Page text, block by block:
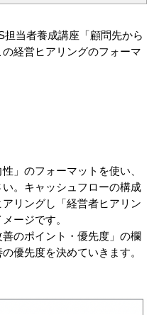
当者養成講座「顧問先から
経営ヒアリングのフォーマ
」のフォーマットを使い、
。キャッシュフローの構成
リングし「経営者ヒアリン
ージです。
のポイント・優先度」の欄
優先度を決めていきます。